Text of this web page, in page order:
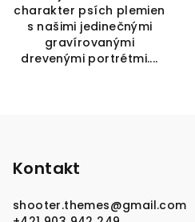
charakter psích plemien
s našimi jedinečnými
gravírovanými
drevenými portrétmi....
Kontakt
shooter.themes@gmail.com